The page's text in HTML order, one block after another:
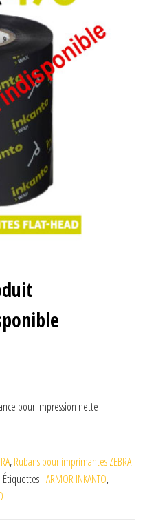
pour impression nette
,Rubans pour imprimantes ZEBRA
Étiquettes :ARMOR INKANTO,